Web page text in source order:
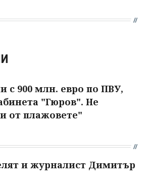
с 900 млн. евро по ПВУ,
"Гюров". Не
от плажовете"
и журналист Димитър